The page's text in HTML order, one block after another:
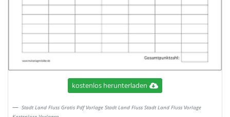
kostenlos herunterladen
Stadt Land Fluss Gratis Pdf Vorlage Stadt Land Fluss Stadt Land Fluss Vorlage